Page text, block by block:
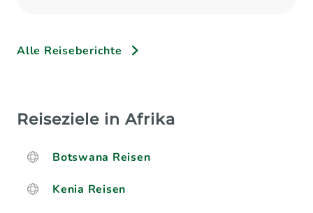
Alle Reiseberichte
Reiseziele in Afrika
Botswana Reisen
Kenia Reisen